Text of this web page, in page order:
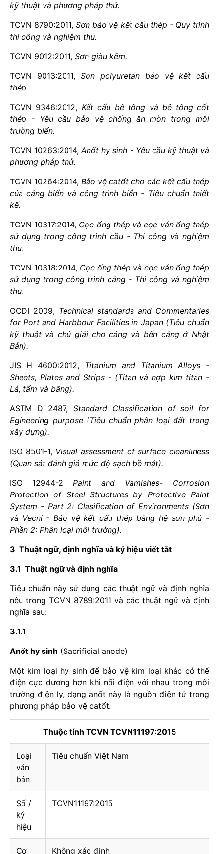
kỹ thuật và phương pháp thử.
TCVN 8790:2011,Sơn bảo vệ kết cấu thép - Quy trình
thi công và nghiệm thu.
TCVN 9012:2011, Sơn giàu kẽm.
TCVN 9013:2011, Sơn polyuretan bảo vệ kết cấu
thép.
TCVN 9346:2012, Kết cấu bêtông và bê tông cốt
thép - Yêu cầu bảo vệ chống ăn mòn trong môi
trường biển.
TCVN 10263:2014,Anốt hy sinh - Yêu cầu kỹ thuật và
phương pháp thử.
TCVN 10264:2014, Bảo vệ catốt cho các kết cấu thép
của cảng biển và công trình biển - Tiêu chuẩn thiết
kế.
TCVN 10317:2014, Cọc ống thép và cọc ván ống thép
sử dụng trong công trình cầu - Thi công và nghiệm
thu.
TCVN 10318:2014, Cọc ống thép và cọc ván ống thép
sử dụng trong công trình cảng - Thi công và nghiệm
thu.
OCDI 2009, Technical standards and Commentaries
for Port and Harbbour Facilities in Japan (Tiêu chuẩn
kỹ thuật và chú giải cho cảng và bến cảng ở Nhật
Bản).
JIS H 4600:2012, Titanium and Titanium Alloys -
Sheets, Plates and Strips - (Titan và hợp kim titan -
Lá, tấm và băng).
ASTM D 2487,Standard Classification of soil for
Egineering purpose (Tiêu chuẩn phân loại đất trong
xây dựng).
ISO 8501-1, Visual assessment of surface cleanliness
(Quan sát đánh giá mức độ sạch bề mặt).
ISO 12944-2 Paint and Vamishes- Corrosion
Protection of Steel Structures by Protective Paint
System - Part 2: Clasification of Environments (Sơn
và Vecni - Bảo vệ kết cấu thép bằng hệ sơnphủ -
Phần 2: Phân loại môi trường).
3 Thuật ngữ, định nghĩa và ký hiệu viết tắt
3.1 Thuật ngữ và định nghĩa
Tiêu chuẩn này sử dụng các thuật ngữ và định nghĩa
nêu trong TCVN 8789:2011 và các thuật ngữ và định
nghĩa sau:
3.1.1
Anốt hy sinh (Sacrificial anode)
Một kim loại hy sinhđể bảo vệ kim loại khác có thế
điện cực dương hơn khi nối điện với nhau trong môi
trường điện ly, dạng anốt này là nguồn điện tử trong
phương pháp bảo vệ catốt.
Thuộc tính TCVN TCVN11197:2015
Loại
văn
bản
Tiêu chuẩn Việt Nam
Số /
ký
hiệu
TCVN11197:2015
Cơ Không xác định